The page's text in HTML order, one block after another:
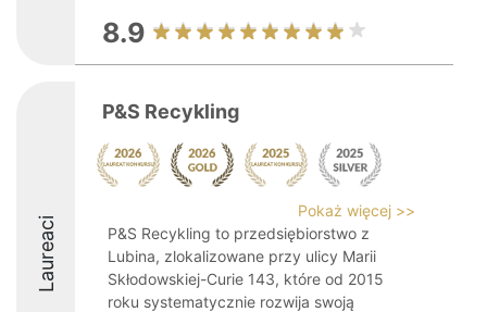
8.9
Laureaci
P&S Recykling
Pokaż więcej >>
P&S Recykling to przedsiębiorstwo z
Lubina, zlokalizowane przy ulicy Marii
Skłodowskiej-Curie 143, które od 2015
roku systematycznie rozwija swoją